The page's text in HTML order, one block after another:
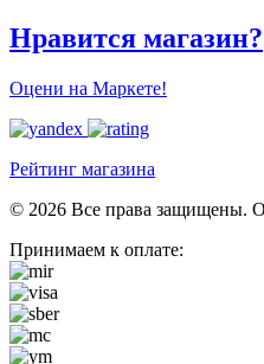
Нравится магазин?
Оцени на Маркете!
Рейтинг магазина
© 2026 Все права защищены.
Принимаем к оплате: